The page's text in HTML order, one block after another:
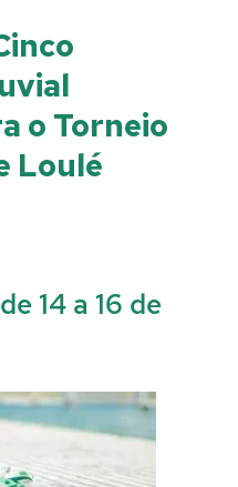
o Torneio
Loulé
14 a 16 de